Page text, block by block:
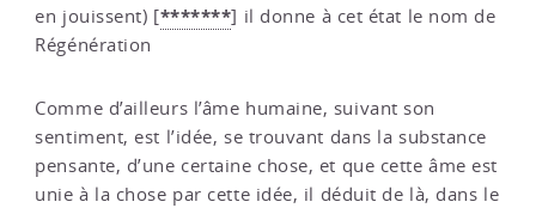
en jouissent) [*******] il donne à cet état le nom de
Régénération
Comme d’ailleurs l’âme humaine, suivant son
sentiment, est l’idée, se trouvant dans la substance
pensante, d’une certaine chose, et que cette âme est
unie à la chose par cette idée, il déduit de là, dans le